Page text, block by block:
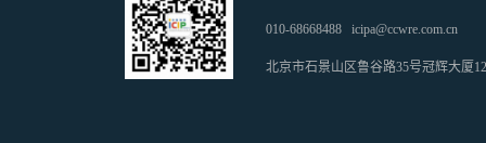
010-68668488 icipa@ccwre.com.cn
北京市石景山区鲁谷路35号冠辉大厦